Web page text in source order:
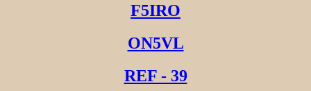
F5IRO
ON5VL
REF - 39